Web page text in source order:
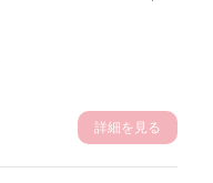
詳細を見る